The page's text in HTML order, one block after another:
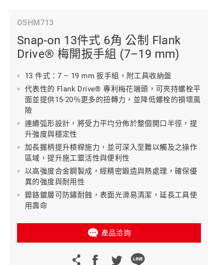
OSHM713
Snap-on 13件式 6角 公制 Flank
Drive® 梅開扳手組 (7–19 mm)
13 件式：7 – 19 mm 扳手組，附工具收納盤
代表性的 Flank Drive® 專利梅花端頭，可夾持螺栓平
面並提供15-20％更多的扭轉力，並降低螺栓的損壞風
險
連續弧形設計，將受力平均分佈於整個開口半徑，提
升強度與穩定性
加長握柄提升槓桿施力，並可深入至難以觸及之操作
區域，提升施工靈活性與便利性
以高強度合金鋼製成，經精密鍛造與熱處理，確保優
異的強度與耐用性
鎳鉻鍍層可防鏽耐蝕，表面光滑易清潔，延長工具使
用壽命
產品洽詢